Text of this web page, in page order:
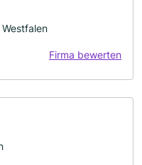
Firma bewerten